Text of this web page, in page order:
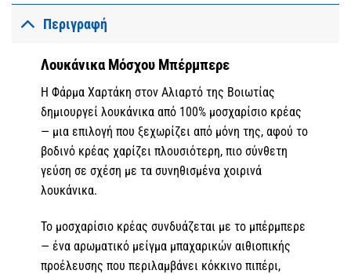
Περιγραφή
Λουκάνικα Μόσχου Μπέρμπερε
Η Φάρμα Χαρτάκη στον Αλιαρτό της Βοιωτίας
δημιουργεί λουκάνικα από 100% μοσχαρίσιο κρέας
— μια επιλογή που ξεχωρίζει από μόνη της, αφού το
βοδινό κρέας χαρίζει πλουσιότερη, πιο σύνθετη
γεύση σε σχέση με τα συνηθισμένα χοιρινά
λουκάνικα.
Το μοσχαρίσιο κρέας συνδυάζεται με το μπέρμπερε
— ένα αρωματικό μείγμα μπαχαρικών αιθιοπικής
προέλευσης που περιλαμβάνει κόκκινο πιπέρι,